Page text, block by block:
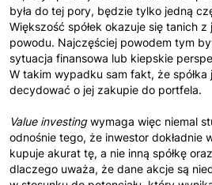
była do tej pory, będzie tylko jedną
Większość spółek okazuje się tanich
powodu. Najczęściej powodem tym
sytuacja finansowa lub kiepskie
W takim wypadku sam fakt, że spółka
decydować o jej zakupie do portfela.
Value investingwymaga więc niemal
odnośnie tego, że inwestor dokładnie
kupuje akurat tę, a nie inną spółkę
dlaczego uważa, że dane akcje są